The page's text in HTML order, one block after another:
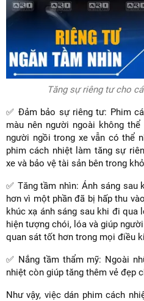
Tăng sự riêng tư cho
✅ Đảm bảo sự riêng tư: Phim
màu nên người ngoài không
người ngồi trong xe vẫn có thể
phim cách nhiệt làm tăng sự
xe và bảo vệ tài sản bên trong
✅ Tăng tầm nhìn: Ánh sáng
hơn vì một phần đã bị hấp thu
khúc xạ ánh sáng sau khi đi
hiện tượng chói, lóa và giúp
quan sát tốt hơn trong mọi điều
✅ Nắng tầm thẩm mỹ: Ngoài
nhiệt còn giúp tăng thêm vẻ đẹp
Như vậy, việc dán phim cách